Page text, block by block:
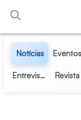
Pular para o
Notícias Eventos
Entrevistas Revista